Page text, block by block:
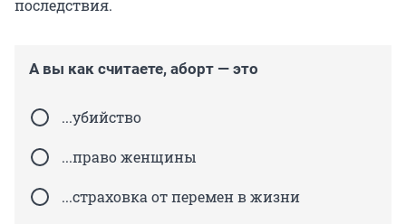
последствия.
А вы как считаете, аборт — это
...убийство
...право женщины
...страховка от перемен в жизни